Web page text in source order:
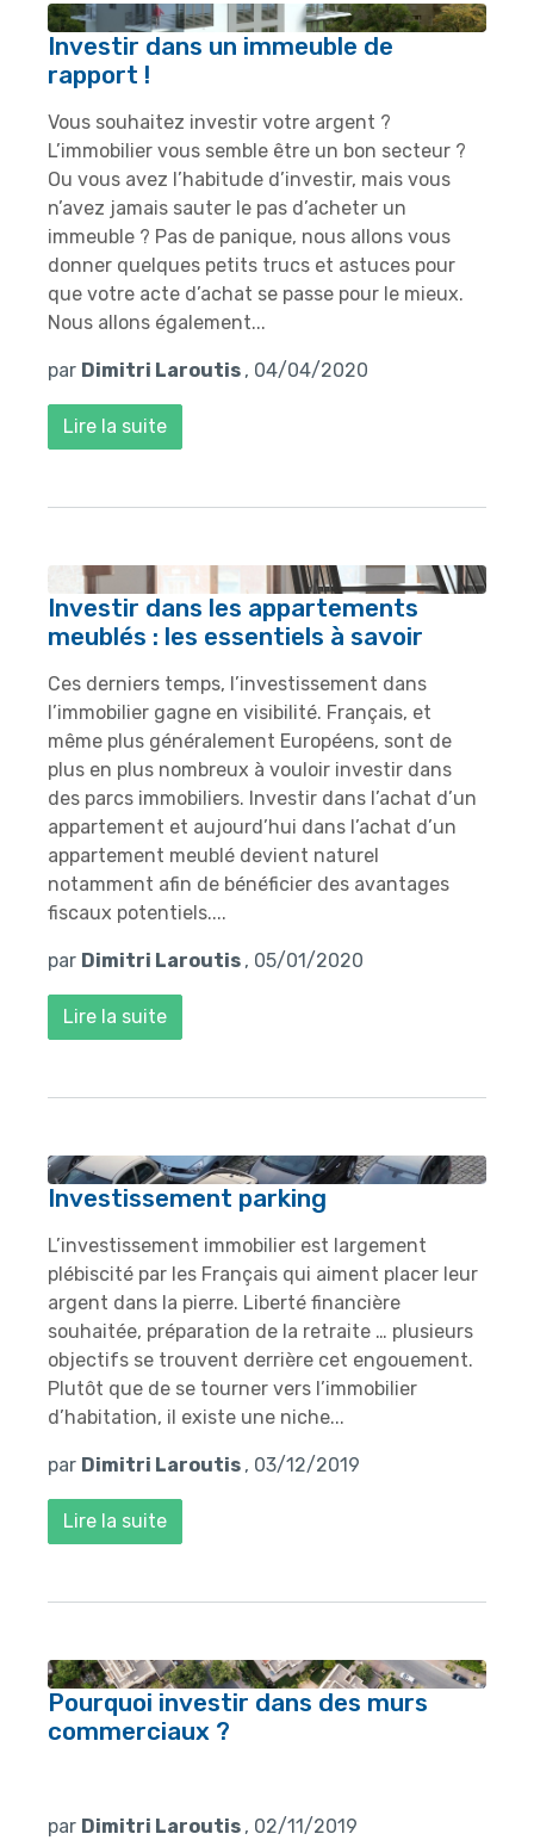
Investir dans un immeuble de
rapport !
Vous souhaitez investir votre argent ?
L’immobilier vous semble être un bon secteur ?
Ou vous avez l’habitude d’investir, mais vous
n’avez jamais sauter le pas d’acheter un
immeuble ? Pas de panique, nous allons vous
donner quelques petits trucs et astuces pour
que votre acte d’achat se passe pour le mieux.
Nous allons également...
par Dimitri Laroutis , 04/04/2020
Lire la suite
Investir dans les appartements
meublés : les essentiels à savoir
Ces derniers temps, l’investissement dans
l’immobilier gagne en visibilité. Français, et
même plus généralement Européens, sont de
plus en plus nombreux à vouloir investir dans
des parcs immobiliers. Investir dans l’achat d’un
appartement et aujourd’hui dans l’achat d’un
appartement meublé devient naturel
notamment afin de bénéficier des avantages
fiscaux potentiels....
par Dimitri Laroutis , 05/01/2020
Lire la suite
Investissement parking
L’investissement immobilier est largement
plébiscité par les Français qui aiment placer leur
argent dans la pierre. Liberté financière
souhaitée, préparation de la retraite … plusieurs
objectifs se trouvent derrière cet engouement.
Plutôt que de se tourner vers l’immobilier
d’habitation, il existe une niche...
par Dimitri Laroutis , 03/12/2019
Lire la suite
Pourquoi investir dans des murs
commerciaux ?
par Dimitri Laroutis , 02/11/2019